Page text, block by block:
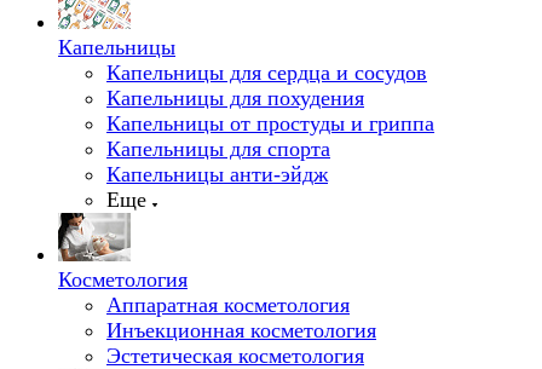
Капельницы
Капельницы для сердца и сосудов
Капельницы для похудения
Капельницы от простуды и гриппа
Капельницы для спорта
Капельницы анти-эйдж
Еще
Косметология
Аппаратная косметология
Инъекционная косметология
Эстетическая косметология